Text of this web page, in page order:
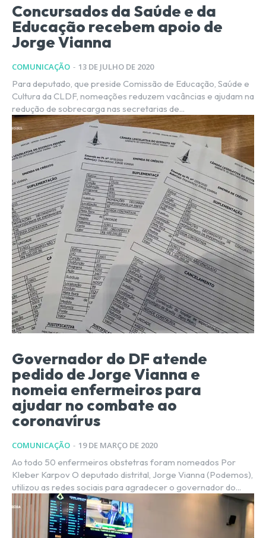
Concursados da Saúde e da
Educação recebem apoio de
Jorge Vianna
COMUNICAÇÃO - 13 DE JULHO DE 2020
Para deputado, que preside Comissão de Educação, Saúde e
Cultura da CLDF, nomeações reduzem vacâncias e ajudam na
redução de sobrecarga nas secretarias de...
Governador do DF atende
pedido de Jorge Vianna e
nomeia enfermeiros para
ajudar no combate ao
coronavírus
COMUNICAÇÃO - 19 DE MARÇO DE 2020
Ao todo 50 enfermeiros obstetras foram nomeados Por
Kleber Karpov O deputado distrital, Jorge Vianna (Podemos),
utilizou as redes sociais para agradecer o governador do...